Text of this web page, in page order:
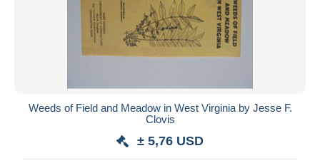
Weeds of Field and Meadow in West Virginia by Jesse F.
Clovis
± 5,76 USD